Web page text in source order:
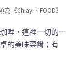
為《Chiayi 、 FOOD》
哩，這裡一切的一
的美味菜餚；有